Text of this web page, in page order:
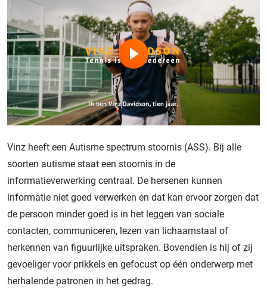
Vinz heeft een Autisme spectrum stoornis (ASS). Bij alle
soorten autisme staat een stoornis in de
informatieverwerking centraal. De hersenen kunnen
informatie niet goed verwerken en dat kan ervoor zorgen dat
de persoon minder goed is in het leggen van sociale
contacten, communiceren, lezen van lichaamstaal of
herkennen van figuurlijke uitspraken. Bovendien is hij of zij
gevoeliger voor prikkels en gefocust op één onderwerp met
herhalende patronen in het gedrag.